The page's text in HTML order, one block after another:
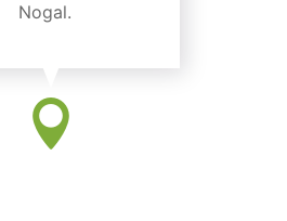
Nogal.